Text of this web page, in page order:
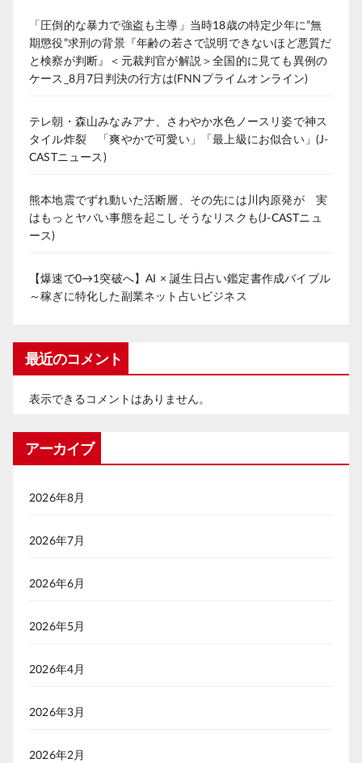
「圧倒的な暴力で強盗も主導」当時18歳の特定少年に”無
期懲役”求刑の背景『年齢の若さで説明できないほど悪質だ
と検察が判断』＜元裁判官が解説＞全国的に見ても異例の
ケース_8月7日判決の行方は(FNNプライムオンライン)
テレ朝・森山みなみアナ、さわやか水色ノースリ姿で神ス
タイル炸裂 「爽やかで可愛い」「最上級にお似合い」(J-
CASTニュース)
熊本地震でずれ動いた活断層、その先には川内原発が 実
はもっとヤバい事態を起こしそうなリスクも(J-CASTニュ
ース)
【爆速で0→1突破へ】AI × 誕生日占い鑑定書作成バイブル
～稼ぎに特化した副業ネット占いビジネス
最近のコメント
表示できるコメントはありません。
アーカイブ
2026年8月
2026年7月
2026年6月
2026年5月
2026年4月
2026年3月
2026年2月